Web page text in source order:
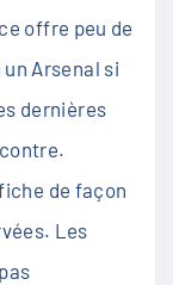
offre peu de
Arsenal si
dernières
de façon
Les